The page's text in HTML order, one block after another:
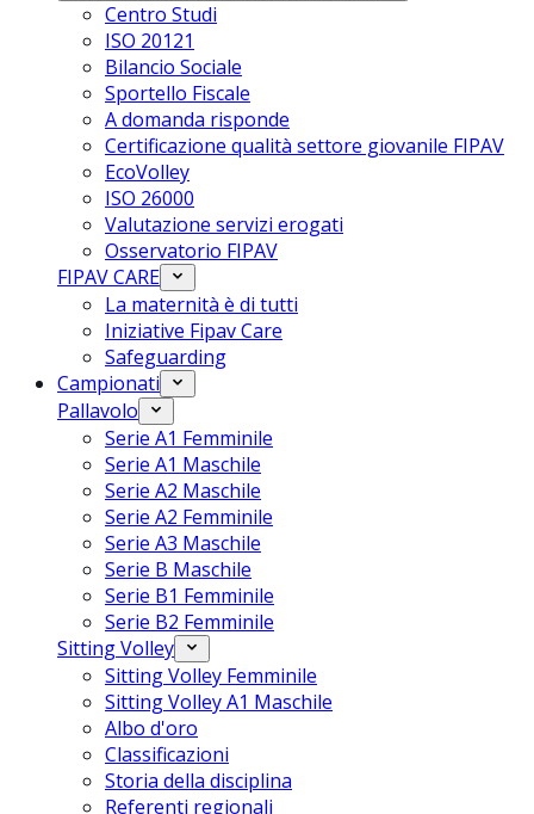
Centro Studi
ISO 20121
Bilancio Sociale
Sportello Fiscale
A domanda risponde
Certificazione qualità settore giovanile FIPAV
EcoVolley
ISO 26000
Valutazione servizi erogati
Osservatorio FIPAV
FIPAV CARE
La maternità è di tutti
Iniziative Fipav Care
Safeguarding
Campionati
Pallavolo
Serie A1 Femminile
Serie A1 Maschile
Serie A2 Maschile
Serie A2 Femminile
Serie A3 Maschile
Serie B Maschile
Serie B1 Femminile
Serie B2 Femminile
Sitting Volley
Sitting Volley Femminile
Sitting Volley A1 Maschile
Albo d'oro
Classificazioni
Storia della disciplina
Referenti regionali